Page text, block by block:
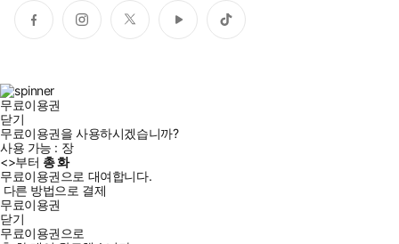
페
이
인
스
트
위
유
튜
틱
톡
무료이용권
닫기
무료이용권을 사용하시겠습니까?
사용 가능 : 장
<>부터 총화
무료이용권으로 대여합니다.
다른 방법으로 결제
무료이용권
닫기
무료이용권으로